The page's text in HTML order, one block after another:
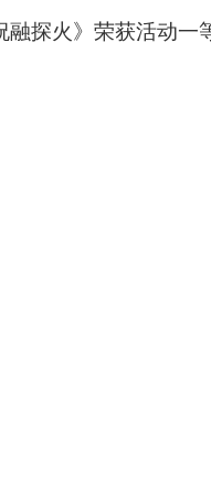
融探火》荣获活动